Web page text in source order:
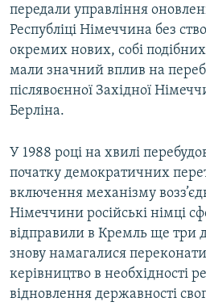
передали управління
Республіці Німеччина без
окремих нових, собі
мали значний вплив на
післявоєнної Західної
Берліна.
У 1988 році на хвилі
початку демократичних
включення механізму
Німеччини російські німці
відправили в Кремль ще три
знову намагалися
керівництво в необхідності
відновлення державності